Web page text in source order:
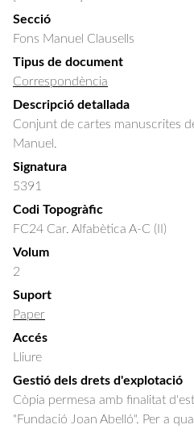
Secció
Fons Manuel Clausells
Tipus de document
Correspondència
Descripció detallada
Conjunt de cartes manuscrites
Manuel.
Signatura
5391
Codi Topogràfic
FC24 Car. Alfabètica A-C (II)
Volum
2
Suport
Paper
Accés
Lliure
Gestió dels drets d'explotació
Còpia permesa amb finalitat
"Fundació Joan Abelló". Per a